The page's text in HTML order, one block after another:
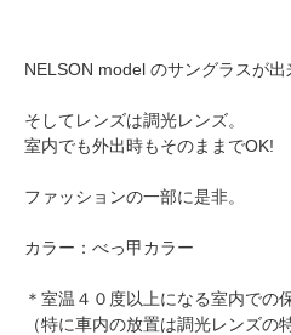
NELSON model のサングラスが出
そしてレンズは調光レンズ。
室内でも外出時もそのままでOK!
ファッションの一部に是非。
カラー：べっ甲カラー
＊室温４０度以上になる室内での
（特に車内の放置は調光レンズの